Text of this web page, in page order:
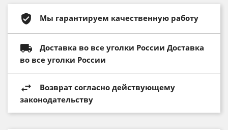
Мы гарантируем качественную работу
Доставка во все уголки России Доставка
во все уголки России
Возврат согласно действующему
законодательству